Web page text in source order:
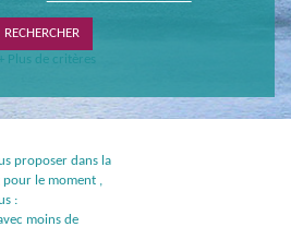
+ Plus de critères
proposer dans la
pour le moment ,
:
moins de